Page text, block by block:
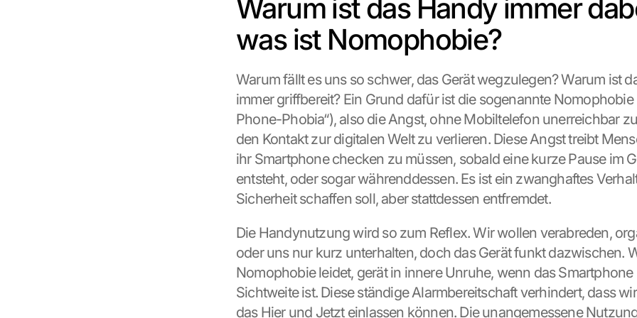
Warum ist das Handy immer
was ist Nomophobie?
Warum fällt es uns so schwer, das Gerät wegzulegen? Warum ist
immer griffbereit? Ein Grund dafür ist die sogenannte
Phone-Phobia“), also die Angst, ohne Mobiltelefon unerreichbar
den Kontakt zur digitalen Welt zu verlieren. Diese Angst treibt
ihr Smartphone checken zu müssen, sobald eine kurze Pause im
entsteht, oder sogar währenddessen. Es ist ein zwanghaftes
Sicherheit schaffen soll, aber stattdessen entfremdet.
Die Handynutzung wird so zum Reflex. Wir wollen verabreden,
oder uns nur kurz unterhalten, doch das Gerät funkt dazwischen.
Nomophobie leidet, gerät in innere Unruhe, wenn das
Sichtweite ist. Diese ständige Alarmbereitschaft verhindert, dass
das Hier und Jetzt einlassen können. Die unangemessene